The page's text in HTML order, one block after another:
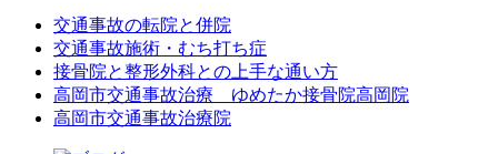
交通事故の転院と併院
交通事故施術・むち打ち症
接骨院と整形外科との上手な通い方
高岡市交通事故治療 ゆめたか接骨院高岡院
高岡市交通事故治療院